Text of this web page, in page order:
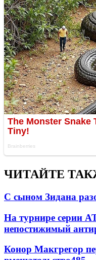
ЧИТАЙТЕ
С сыном Зидана
На турнире серии
непостижимый
Конор Макгрегор